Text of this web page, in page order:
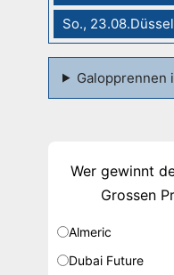
So.,
Galopprennen
Wer gewinnt
Grossen
Almeric
Dubai Future